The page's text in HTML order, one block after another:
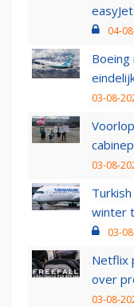
easyJet
04-
Boeing
03-08-
03-08-
winter
03-
Netflix
over
03-08-